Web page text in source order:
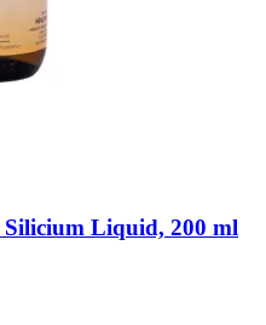
Silicium Liquid, 200 ml